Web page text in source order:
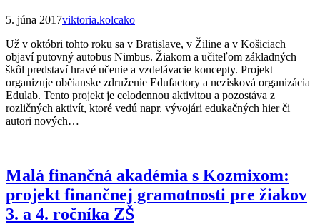
5. júna 2017viktoria.kolcako
Už v októbri tohto roku sa v Bratislave, v Žiline a v Košiciach
objaví putovný autobus Nimbus. Žiakom a učiteľom základných
škôl predstaví hravé učenie a vzdelávacie koncepty. Projekt
organizuje občianske združenie Edufactory a nezisková organizácia
Edulab. Tento projekt je celodennou aktivitou a pozostáva z
rozličných aktivít, ktoré vedú napr. vývojári edukačných hier či
autori nových…
Malá finančná akadémia s Kozmixom:
projekt finančnej gramotnosti pre žiakov
3. a 4. ročníka ZŠ